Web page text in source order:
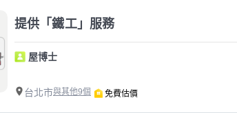
提供「鐵工」服務
屋博士
台北市與其他9個 免費估價